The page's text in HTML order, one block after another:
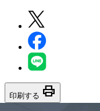
印刷する print